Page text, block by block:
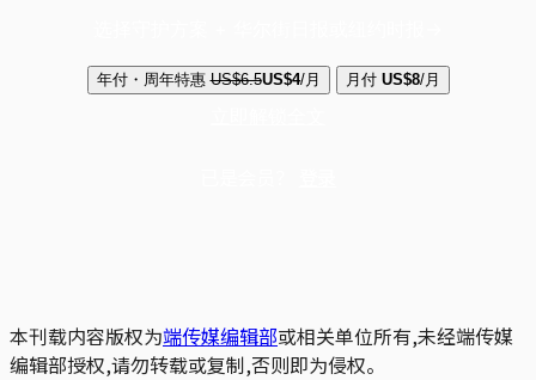
年付・周年特惠 US$6.5US$4/月 月付 US$8/月
本刊载内容版权为端传媒编辑部或相关单位所有,未经端传媒
编辑部授权,请勿转载或复制,否则即为侵权。